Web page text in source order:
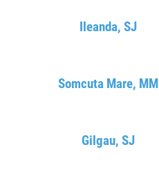
Ileanda, SJ
Somcuta Mare, MM
Gilgau, SJ